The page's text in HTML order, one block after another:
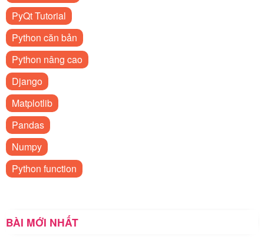
PyQt Tutorial
Python căn bản
Python nâng cao
Django
Matplotlib
Pandas
Numpy
Python function
BÀI MỚI NHẤT